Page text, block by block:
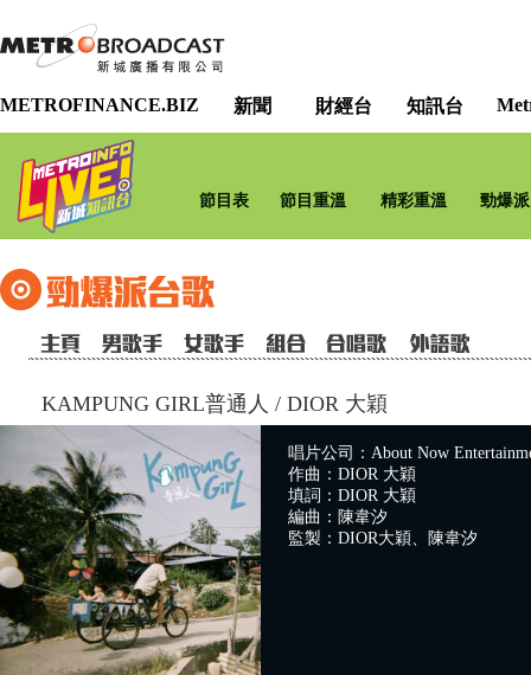
METROFINANCE.BIZ 新聞 財經台 知訊台
節目表 節目重溫 精彩重溫 勁爆
KAMPUNG GIRL普通人 / DIOR 大穎
唱片公司：About Now
作曲：DIOR 大穎
填詞：DIOR 大穎
編曲：陳韋汐
監製：DIOR大穎、陳韋汐